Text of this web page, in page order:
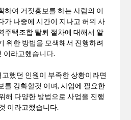
하여 거짓홍보를 하는 사람의 이
가 나중에 시간이 지나고 허위 사
주택조합 탈퇴 절차에 대해서 알
위한 방법을 모색해서 진행하려
이라고했습니다.
했던 인원이 부족한 상황이라면
를 강화할것 이며, 사업에 필요한
해 다양한 방법으로 사업을 진행
이라고했습니다.